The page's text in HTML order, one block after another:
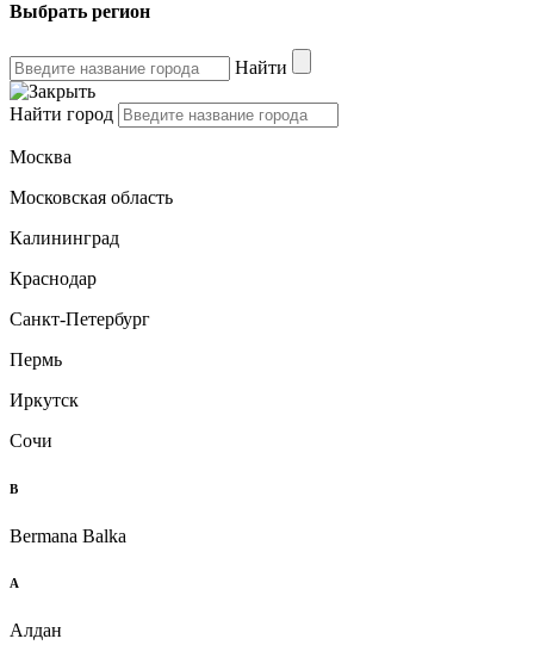
Выбрать регион
Найти
Найти город
Москва
Московская область
Калининград
Краснодар
Санкт-Петербург
Пермь
Иркутск
Сочи
B
Bermana Balka
А
Алдан